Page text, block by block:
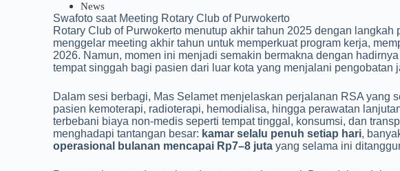
News
Swafoto saat Meeting Rotary Club of Purwokerto
Rotary Club of Purwokerto menutup akhir tahun 2025 dengan
menggelar meeting akhir tahun untuk memperkuat program kerja,
2026. Namun, momen ini menjadi semakin bermakna dengan hadirnya
tempat singgah bagi pasien dari luar kota yang menjalani pengobatan
Dalam sesi berbagi, Mas Selamet menjelaskan perjalanan RSA yang
pasien kemoterapi, radioterapi, hemodialisa, hingga perawatan
terbebani biaya non-medis seperti tempat tinggal, konsumsi, dan
menghadapi tantangan besar: kamar selalu penuh setiap hari,
operasional bulanan mencapai Rp7–8 juta yang selama ini